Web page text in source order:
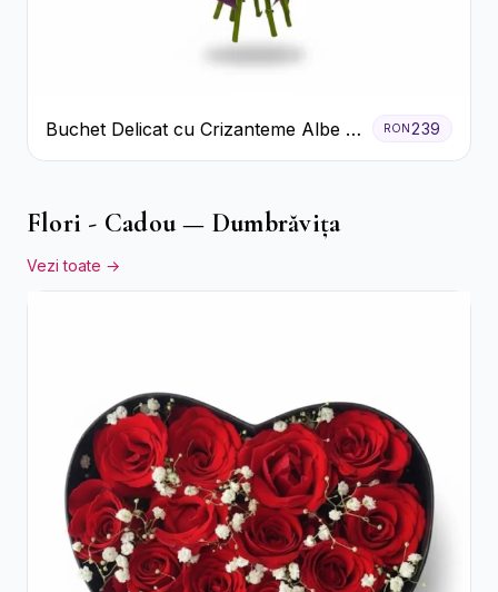
Buchet Delicat cu Crizanteme Albe și
Mov
RON 239
Flori - Cadou — Dumbrăvița
Vezi toate →